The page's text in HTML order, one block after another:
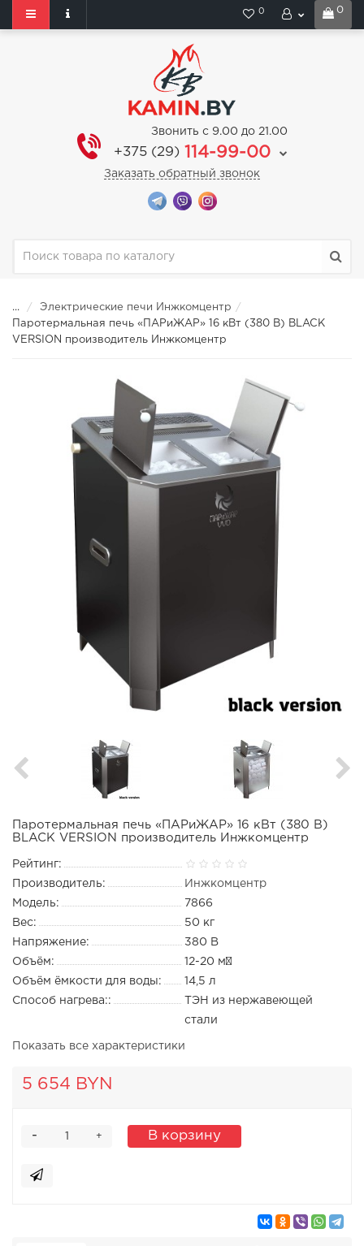
0
0
Звонить с 9.00 до 21.00
+375 (29) 114-99-00
Заказать обратный звонок
...
Электрические печи Инжкомцентр
Паротермальная печь «ПАРиЖАР» 16 кВт (380 В) BLACK
VERSION производитель Инжкомцентр
Паротермальная печь «ПАРиЖАР» 16 кВт (380 В)
BLACK VERSION производитель Инжкомцентр
Рейтинг:
Производитель:
Инжкомцентр
Модель:
7866
Вес:
50 кг
Напряжение:
380 В
Объём:
12-20 м³
Объём ёмкости для воды:
14,5 л
Способ нагрева::
ТЭН из нержавеющей
стали
Показать все характеристики
5 654 BYN
+
- В корзину